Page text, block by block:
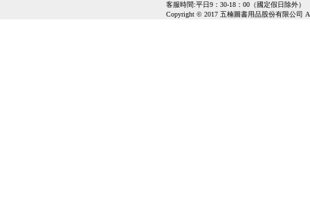
客服時間:平日9：30-18：00（國定假日除外）
Copyright © 2017 五楠圖書用品股份有限公司